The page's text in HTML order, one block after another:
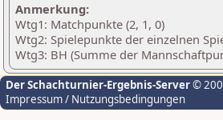
Anmerkung:
Wtg1: Matchpunkte (2, 1, 0)
Wtg2: Spielepunkte der einzelnen
Wtg3: BH (Summe der
Der Schachturnier-Ergebnis-Server©
Impressum / Nutzungsbedingungen